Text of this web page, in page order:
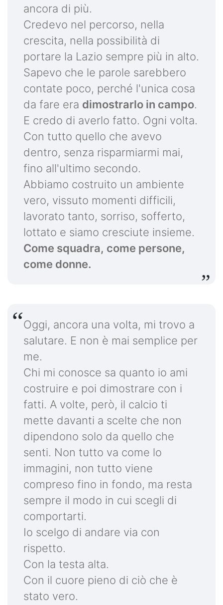
ancora di più.
Credevo nel percorso, nella
crescita, nella possibilità di
portare la Lazio sempre più in alto.
Sapevo che le parole sarebbero
contate poco, perché l'unica cosa
da fare era dimostrarlo in campo.
E credo di averlo fatto. Ogni volta.
Con tutto quello che avevo
dentro, senza risparmiarmi mai,
fino all'ultimo secondo.
Abbiamo costruito un ambiente
vero, vissuto momenti difficili,
lavorato tanto, sorriso, sofferto,
lottato e siamo cresciute insieme.
Come squadra, come persone,
come donne.
Oggi, ancora una volta, mi trovo a
salutare. E non è mai semplice per
me.
Chi mi conosce sa quanto io ami
costruire e poi dimostrare con i
fatti. A volte, però, il calcio ti
mette davanti a scelte che non
dipendono solo da quello che
senti. Non tutto va come lo
immagini, non tutto viene
compreso fino in fondo, ma resta
sempre il modo in cui scegli di
comportarti.
Io scelgo di andare via con
rispetto.
Con la testa alta.
Con il cuore pieno di ciò che è
stato vero.